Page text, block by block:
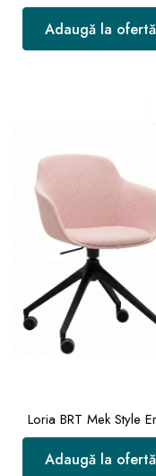
Adaugă la ofertă
Loria BRT Mek Style
Adaugă la ofertă